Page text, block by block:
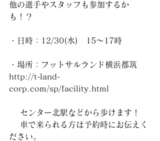
他の選手やスタッフも参加するか
も！？
・日時：12/30(水)　15〜17時
・場所：フットサルランド横浜都筑
http://t-land-
corp.com/sp/facility.html
センター北駅などから歩けます！
車で来られる方は予約時にお伝えく
ださい。